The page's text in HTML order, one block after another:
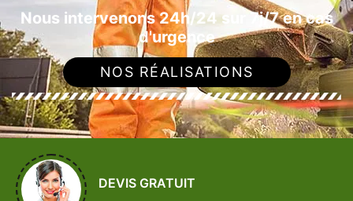
Nous intervenons 24h/24 sur 7j/7 en cas
d'urgence
NOS RÉALISATIONS
DEVIS GRATUIT